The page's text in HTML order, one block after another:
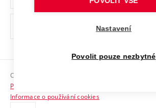
odkaz)
Sociální bezpečí
HR Award
Copyright © 2026 VUT
Prohlášení o přístupnosti
Informace o používání cookies
Nastavení
Povolit pouze nezbytné